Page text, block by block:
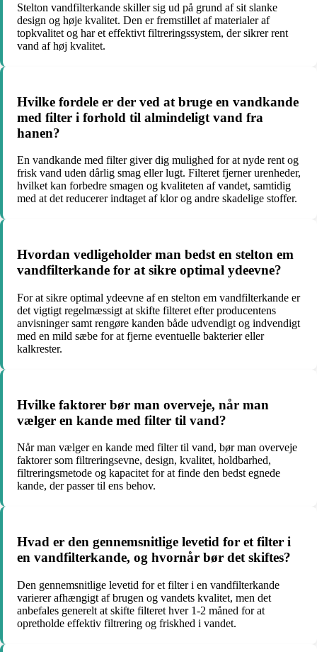
Stelton vandfilterkande skiller sig ud på grund af sit slanke
design og høje kvalitet. Den er fremstillet af materialer af
topkvalitet og har et effektivt filtreringssystem, der sikrer rent
vand af høj kvalitet.
Hvilke fordele er der ved at bruge en vandkande
med filter i forhold til almindeligt vand fra
hanen?
En vandkande med filter giver dig mulighed for at nyde rent og
frisk vand uden dårlig smag eller lugt. Filteret fjerner urenheder,
hvilket kan forbedre smagen og kvaliteten af vandet, samtidig
med at det reducerer indtaget af klor og andre skadelige stoffer.
Hvordan vedligeholder man bedst en stelton em
vandfilterkande for at sikre optimal ydeevne?
For at sikre optimal ydeevne af en stelton em vandfilterkande er
det vigtigt regelmæssigt at skifte filteret efter producentens
anvisninger samt rengøre kanden både udvendigt og indvendigt
med en mild sæbe for at fjerne eventuelle bakterier eller
kalkrester.
Hvilke faktorer bør man overveje, når man
vælger en kande med filter til vand?
Når man vælger en kande med filter til vand, bør man overveje
faktorer som filtreringsevne, design, kvalitet, holdbarhed,
filtreringsmetode og kapacitet for at finde den bedst egnede
kande, der passer til ens behov.
Hvad er den gennemsnitlige levetid for et filter i
en vandfilterkande, og hvornår bør det skiftes?
Den gennemsnitlige levetid for et filter i en vandfilterkande
varierer afhængigt af brugen og vandets kvalitet, men det
anbefales generelt at skifte filteret hver 1-2 måned for at
opretholde effektiv filtrering og friskhed i vandet.